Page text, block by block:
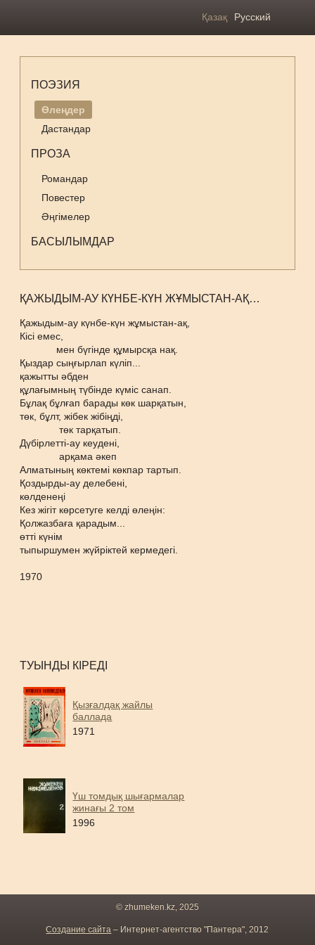
Қазақ Русский
ПОЭЗИЯ
Өлеңдер
Дастандар
ПРОЗА
Романдар
Повестер
Әңгімелер
БАСЫЛЫМДАР
ҚАЖЫДЫМ-АУ КҮНБЕ-КҮН ЖҰМЫСТАН-АҚ…
Қажыдым-ау күнбе-күн жұмыстан-ақ,
Кісі емес,
мен бүгінде құмырсқа нақ.
Қыздар сыңғырлап күліп...
қажытты әбден
құлағымның түбінде күміс санап.
Бұлақ бұлғап барады көк шарқатын,
төк, бұлт, жібек жібіңді,
төк тарқатып.
Дүбірлетті-ау кеудені,
арқама әкеп
Алматының көктемі көкпар тартып.
Қоздырды-ау делебені,
көлденеңі
Кез жігіт көрсетуге келді өлеңін:
Қолжазбаға қарадым...
өтті күнім
тыпыршумен жүйріктей кермедегі.
1970
ТУЫНДЫ КІРЕДІ
Қызғалдақ жайлы
баллада
1971
Үш томдық шығармалар
жинағы 2 том
1996
© zhumeken.kz, 2025
Создание сайта – Интернет-агентство "Пантера", 2012